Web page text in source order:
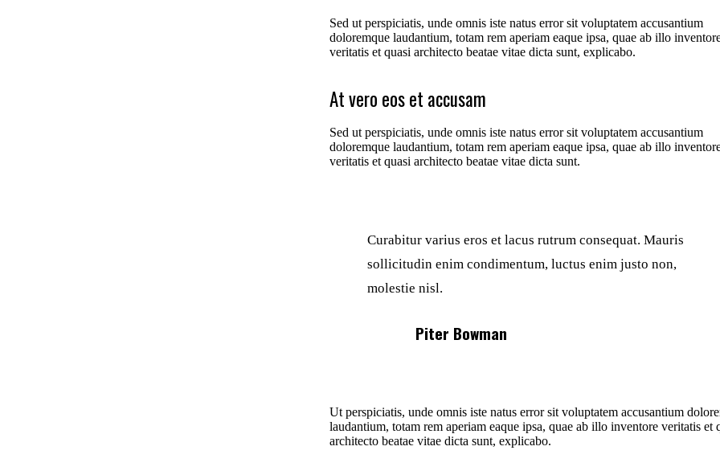
Sed ut perspiciatis, unde omnis iste natus error sit voluptatem accusantium
doloremque laudantium, totam rem aperiam eaque ipsa, quae ab illo
veritatis et quasi architecto beatae vitae dicta sunt, explicabo.
At vero eos et accusam
Sed ut perspiciatis, unde omnis iste natus error sit voluptatem accusantium
doloremque laudantium, totam rem aperiam eaque ipsa, quae ab illo
veritatis et quasi architecto beatae vitae dicta sunt.
Curabitur varius eros et lacus rutrum consequat. Mauris
sollicitudin enim condimentum, luctus enim justo non,
molestie nisl.
Piter Bowman
Ut perspiciatis, unde omnis iste natus error sit voluptatem accusantium
laudantium, totam rem aperiam eaque ipsa, quae ab illo inventore veritatis et
architecto beatae vitae dicta sunt, explicabo.